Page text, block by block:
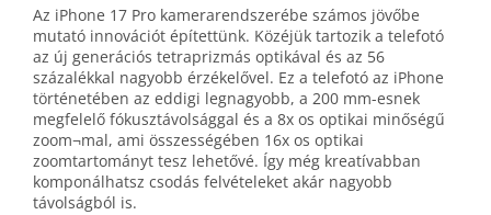
Az iPhone 17 Pro kamerarendszerébe számos jövőbe
mutató innovációt építettünk. Közéjük tartozik a telefotó
az új generációs tetraprizmás optikával és az 56
százalékkal nagyobb érzékelővel. Ez a telefotó az iPhone
történetében az eddigi legnagyobb, a 200 mm-esnek
megfelelő fókusztávolsággal és a 8x os optikai minőségű
zoom¬mal, ami összességében 16x os optikai
zoomtartományt tesz lehetővé. Így még kreatívabban
komponálhatsz csodás felvételeket akár nagyobb
távolságból is.